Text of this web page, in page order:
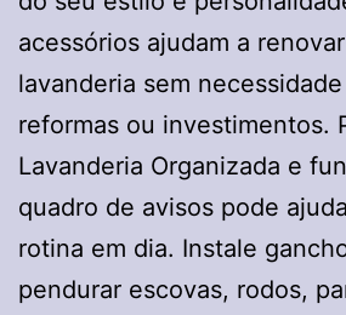
acessórios ajudam a
lavanderia sem
reformas ou investimentos.
Lavanderia Organizada e
quadro de avisos pode
rotina em dia. Instale
pendurar escovas, rodos,